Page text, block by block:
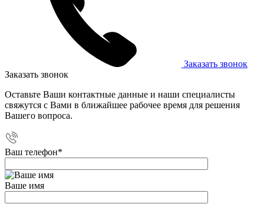
Заказать звонок
Заказать звонок
Оставьте Ваши контактные данные и наши специалисты
свяжутся с Вами в ближайшее рабочее время для решения
Вашего вопроса.
Ваш телефон*
Ваше имя